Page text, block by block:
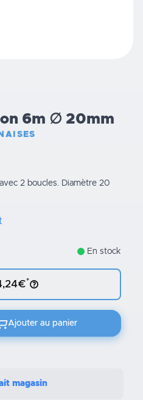
6m ∅ 20mm
2 boucles. Diamètre 20
En stock
*
Ajouter au panier
magasin